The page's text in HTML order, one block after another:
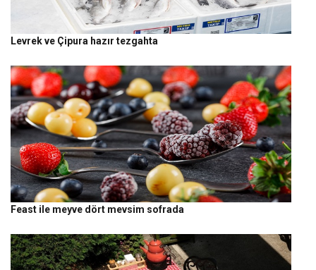
Levrek ve Çipura hazır tezgahta
Feast ile meyve dört mevsim sofrada